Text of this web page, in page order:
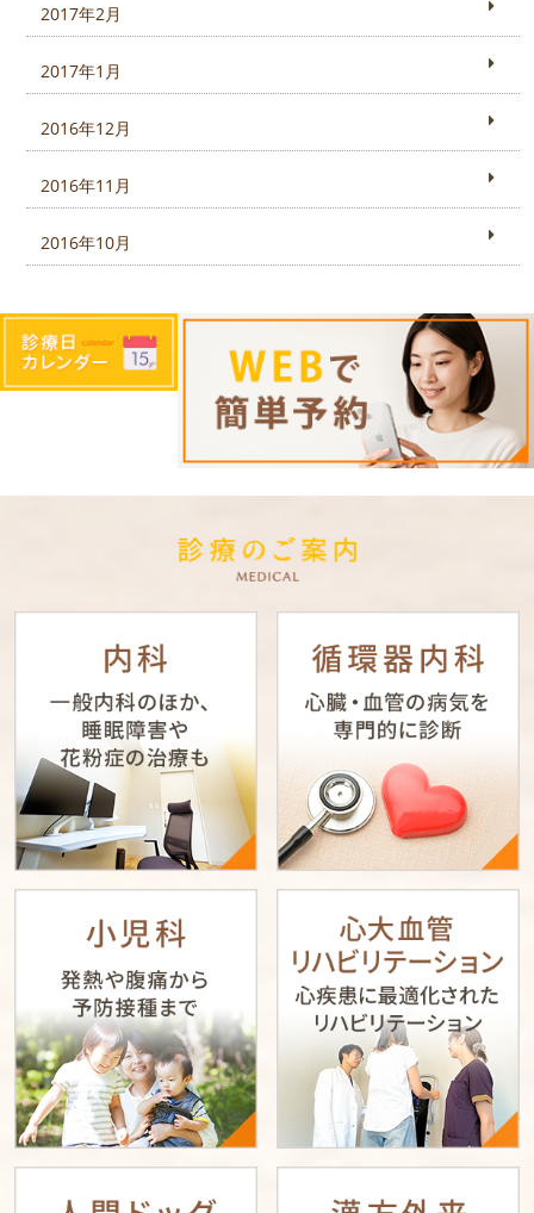
2017年2月
2017年1月
2016年12月
2016年11月
2016年10月